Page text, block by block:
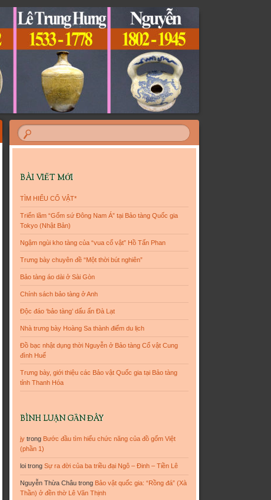
BÀI VIẾT MỚI
TÌM HIỂU CỔ VẬT*
Triển lãm “Gốm sứ Đông Nam Á” tại Bảo tàng Quốc gia
Tokyo (Nhật Bản)
Ngậm ngùi kho tàng của “vua cổ vật” Hồ Tấn Phan
Trưng bày chuyên đề “Một thời bút nghiên”
Bảo tàng áo dài ở Sài Gòn
Chính sách bảo tàng ở Anh
Độc đáo ‘bảo tàng’ dấu ấn Đà Lạt
Nhà trưng bày Hoàng Sa thành điểm du lịch
Đồ bạc nhật dụng thời Nguyễn ở Bảo tàng Cổ vật Cung
đình Huế
Trưng bày, giới thiệu các Bảo vật Quốc gia tại Bảo tàng
tỉnh Thanh Hóa
BÌNH LUẬN GẦN ĐÂY
jy trong Bước đầu tìm hiểu chức năng của đồ gốm Việt
(phần 1)
loi trongSự ra đời của ba triều đại Ngô – Đinh – Tiền Lê
Nguyễn Thừa Châu trong Bảo vật quốc gia: “Rồng đá” (Xà
Thần) ở đền thờ Lê Văn Thịnh